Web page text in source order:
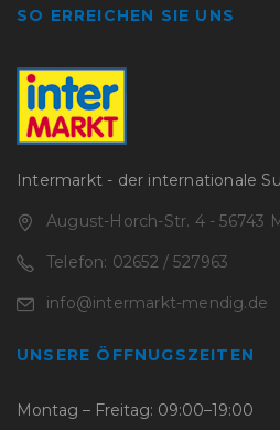
SO ERREICHEN SIE UNS
Intermarkt - der internationale
August-Horch-Str. 4 - 56743
Telefon: 02652 / 527963
info@intermarkt-mendig.de
UNSERE ÖFFNUGSZEITEN
Montag – Freitag: 09:00–19:00